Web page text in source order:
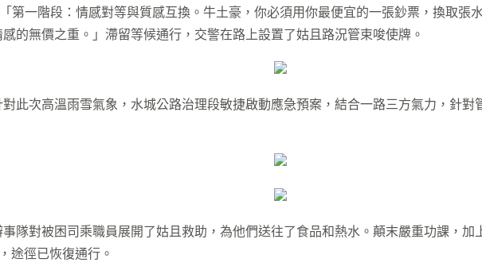
第一階段：情感對等與質感互換。牛土豪，你必須用你最便宜的一張鈔票，換取張
的無價之重。」滯留等候通行，交警在路上設置了姑且路況管束唆使牌。
此次高溫雨雪氣象，水城公路治理段敏捷啟動應急預案，結合一路三方氣力，針
隊對被困司乘職員展開了姑且救助，為他們送往了食品和熱水。顛末嚴重功課，加
途徑已恢復通行。